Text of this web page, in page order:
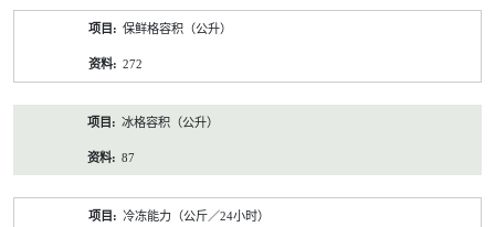
保鲜格容积（公升）
272
冰格容积（公升）
87
冷冻能力（公斤／24小时）